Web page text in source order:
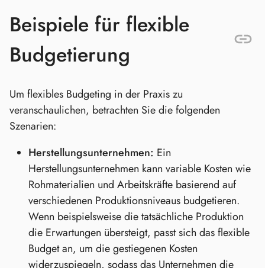
Beispiele für flexible
Budgetierung
Um flexibles Budgeting in der Praxis zu
veranschaulichen, betrachten Sie die folgenden
Szenarien:
Herstellungsunternehmen: Ein
Herstellungsunternehmen kann variable Kosten wie
Rohmaterialien und Arbeitskräfte basierend auf
verschiedenen Produktionsniveaus budgetieren.
Wenn beispielsweise die tatsächliche Produktion
die Erwartungen übersteigt, passt sich das flexible
Budget an, um die gestiegenen Kosten
widerzuspiegeln, sodass das Unternehmen die